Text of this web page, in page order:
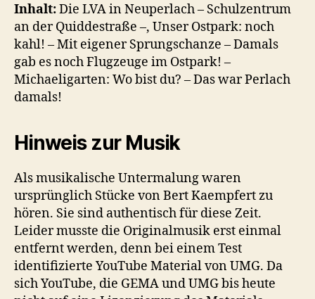
Inhalt:Die LVA in Neuperlach – Schulzentrum
an der Quiddestraße –, Unser Ostpark: noch
kahl! – Mit eigener Sprungschanze – Damals
gab es noch Flugzeuge im Ostpark! –
Michaeligarten: Wo bist du? – Das war Perlach
damals!
Hinweis zur Musik
Als musikalische Untermalung waren
ursprünglich Stücke von Bert Kaempfert zu
hören. Sie sind authentisch für diese Zeit.
Leider musste die Originalmusik erst einmal
entfernt werden, denn bei einem Test
identifizierte YouTube Material von UMG. Da
sich YouTube, die GEMA und UMG bis heute